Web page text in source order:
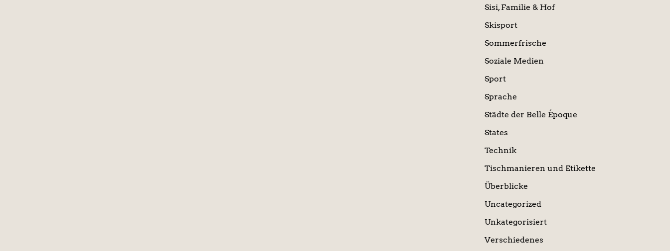
Sisi, Familie & Hof
Skisport
Sommerfrische
Soziale Medien
Sport
Sprache
Städte der Belle Époque
States
Technik
Tischmanieren und Etikette
Überblicke
Uncategorized
Unkategorisiert
Verschiedenes